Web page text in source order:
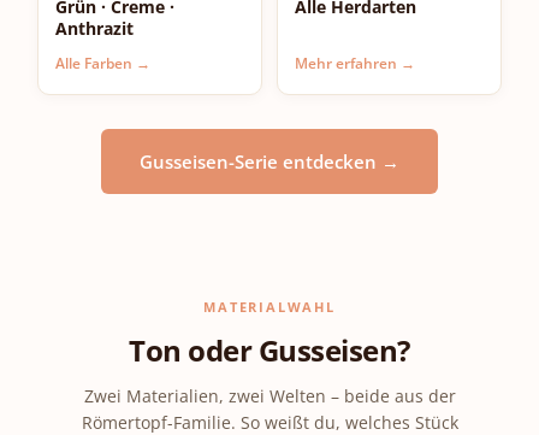
lösen. Die strukturierten Tier-
Motive auf dem Deckel sind
so geprägt, dass sie sich nicht
zur Schmutzfalle entwickeln.
bestätigen: „Leicht in der
Handhabung und auch leicht
in der Reinigung. Und
Bräter Klassik – pure Funktion
komplett glasiertes modernes
Bräter die Wahl.
Grün · Creme ·
Anthrazit
Alle Farben →
Alle Herdarten
Mehr erfahren →
Gusseisen-Serie entdecken →
MATERIALWAHL
Ton oder Gusseisen?
Zwei Materialien, zwei Welten – beide aus der
Römertopf-Familie. So weißt du, welches Stück